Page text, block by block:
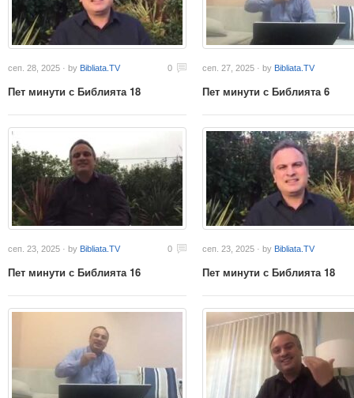
сеп. 28, 2025 · by Bibliata.TV 0
Пет минути с Библията 18
сеп. 27, 2025 · by Bibliata.TV
Пет минути с Библията 6
сеп. 23, 2025 · by Bibliata.TV 0
Пет минути с Библията 16
сеп. 23, 2025 · by Bibliata.TV
Пет минути с Библията 18